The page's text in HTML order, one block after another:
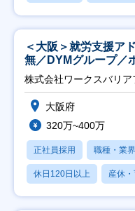
＜大阪＞就労支援ア
無／DYMグループ／
日祝】
株式会社ワークスバリア
大阪府
320万~400万
正社員採用 職種・業
休日120日以上 産休・